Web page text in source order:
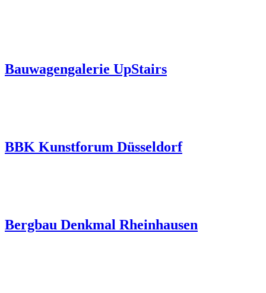
Bauwagengalerie UpStairs
BBK Kunstforum Düsseldorf
Bergbau Denkmal Rheinhausen